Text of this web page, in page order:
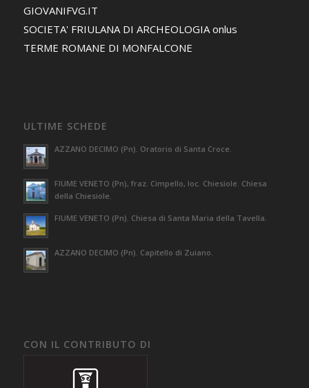
GIOVANIFVG.IT
SOCIETA' FRIULANA DI ARCHEOLOGIA onlus
TERME ROMANE DI MONFALCONE
ULTIME SCHEDE
AZZANO DECIMO (Pn). Oratorio di Santa Croce.
FIUME VENETO (Pn), fraz. Cimpello, loc. Chiesiole. Chiesa
della Chiesiole.
FIUME VENETO (Pn). Chiesa di Santa Maria della Tavella.
AZZANO DECIMO (Pn). Capitello di Zuiano.
CON IL CONTRIBUTO DI